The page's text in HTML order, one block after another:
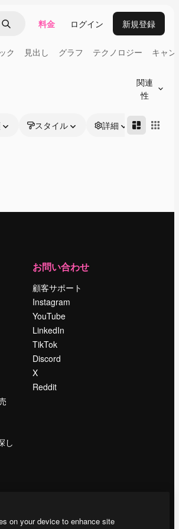
検索
検索 料金 ログイン 新規登録
ク 見出し グラフ テクノロジー キャ
関連
性
スタイル 詳細
し
お問い合わせ
顧客サポート
Instagram
YouTube
LinkedIn
TikTok
Discord
X
Reddit
on your device to enhance site